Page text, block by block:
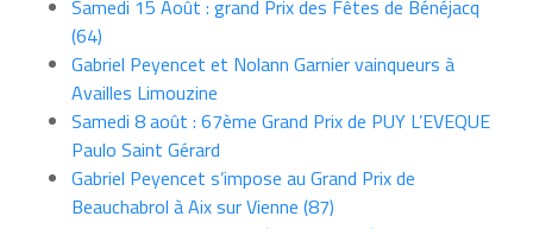
Samedi 15 Août : grand Prix des Fêtes de Bénéjacq
(64)
Gabriel Peyencet et Nolann Garnier vainqueurs à
Availles Limouzine
Samedi 8 août : 67ème Grand Prix de PUY L’EVEQUE
Paulo Saint Gérard
Gabriel Peyencet s’impose au Grand Prix de
Beauchabrol à Aix sur Vienne (87)